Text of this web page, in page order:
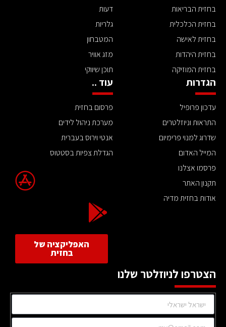
בחזית הבריאות
בחזית הכלכלית
בחזית לאישה
בחזית היהדות
בחזית המוזיקה
דעות
גלריות
המטבחון
מזג אוויר
תוכן שיווקי
הגדרות
עדכון פרופיל
התראות וניוזלטרים
שדרוג למנוי פרימיום
המייל האדום
פרסמו אצלנו
תקנון האתר
אודות בחזית מדיה
עוד ..
פרסום בחזית
מערכת ניהול לידים
אנטי וירוס בעברית
הגדלת צפיות בסטטוס
האפליקציה של
בחזית
הצטרפו לניוזלטר שלנו